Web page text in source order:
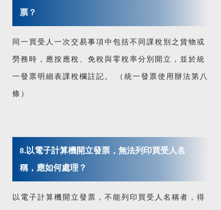
票？
同一買受人一次交易事項中包括不同課稅別之貨物或
勞務時，應按應稅、免稅與零稅率分別開立，並於統
一發票明細表課稅欄註記。 （統一發票使用辦法第八
條）
8.以電子計算機開立發票，無法列印買受人名
稱，應如何處理？
以電子計算機開立發票，不能列印買受人名稱者，得